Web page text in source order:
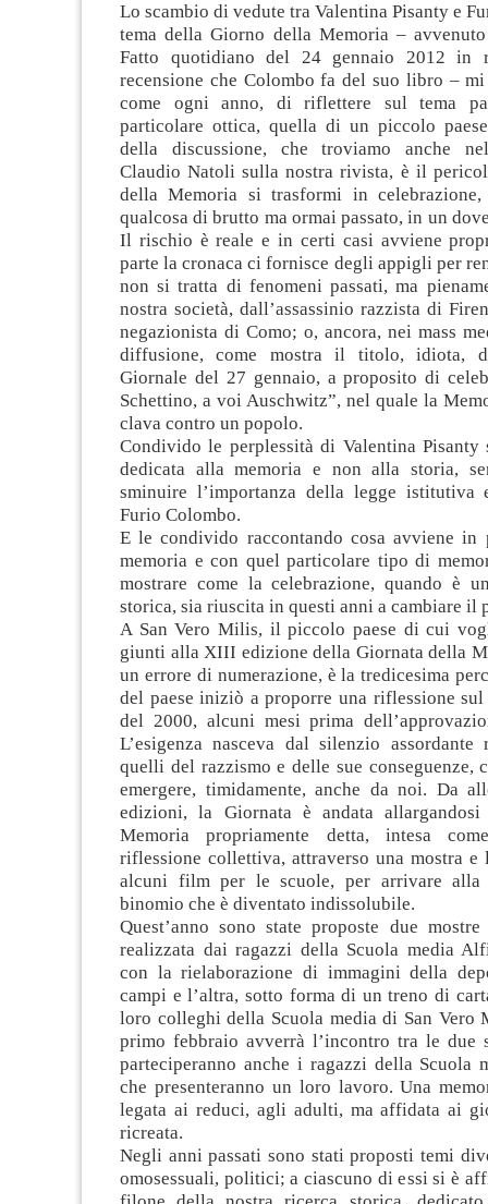
Lo scambio di vedute tra Valentina Pisanty e
tema della Giorno della Memoria –
Fatto quotidiano del 24 gennaio 2012 in
recensione che Colombo fa del suo libro – mi
come ogni anno, di riflettere sul tema
particolare ottica, quella di un piccolo
della discussione, che troviamo anche
Claudio Natoli sulla nostra rivista, è il
della Memoria si trasformi in
qualcosa di brutto ma ormai passato, in un
Il rischio è reale e in certi casi avviene
parte la cronaca ci fornisce degli appigli per
non si tratta di fenomeni passati, ma
nostra società, dall’assassinio razzista di
negazionista di Como; o, ancora, nei mass
diffusione, come mostra il titolo, idiota,
Giornale del 27 gennaio, a proposito di
Schettino, a voi Auschwitz”, nel quale la
clava contro un popolo.
Condivido le perplessità di Valentina Pisanty
dedicata alla memoria e non alla storia,
sminuire l’importanza della legge
Furio Colombo.
E le condivido raccontando cosa avviene in
memoria e con quel particolare tipo di
mostrare come la celebrazione, quando è
storica, sia riuscita in questi anni a cambiare il
A San Vero Milis, il piccolo paese di cui
giunti alla XIII edizione della Giornata della
un errore di numerazione, è la tredicesima
del paese iniziò a proporre una riflessione sul
del 2000, alcuni mesi prima
L’esigenza nasceva dal silenzio
quelli del razzismo e delle sue conseguenze,
emergere, timidamente, anche da noi. Da
edizioni, la Giornata è andata
Memoria propriamente detta, intesa
riflessione collettiva, attraverso una mostra
alcuni film per le scuole, per arrivare alla
binomio che è diventato indissolubile.
Quest’anno sono state proposte due
realizzata dai ragazzi della Scuola media
con la rielaborazione di immagini della
campi e l’altra, sotto forma di un treno di
loro colleghi della Scuola media di San Vero
primo febbraio avverrà l’incontro tra le due
parteciperanno anche i ragazzi della Scuola
che presenteranno un loro lavoro. Una
legata ai reduci, agli adulti, ma affidata ai
ricreata.
Negli anni passati sono stati proposti temi
omosessuali, politici; a ciascuno di essi si è